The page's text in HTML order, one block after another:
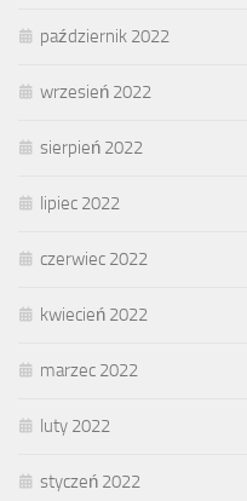
październik 2022
wrzesień 2022
sierpień 2022
lipiec 2022
czerwiec 2022
kwiecień 2022
marzec 2022
luty 2022
styczeń 2022